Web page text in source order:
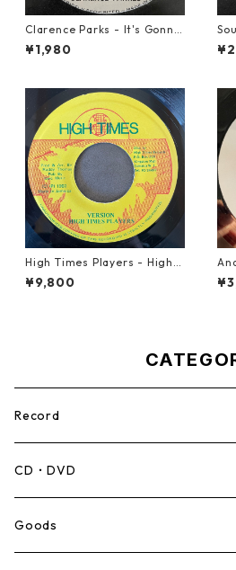
Clarence Parks - It's Gonna
Take A Miracle【7-21096】
¥1,980
High Times Players - High T
imes Theme【7-21926】
¥9,800
Record
Mento,Calypso,Ballad
Ska
CD・DVD
Goods